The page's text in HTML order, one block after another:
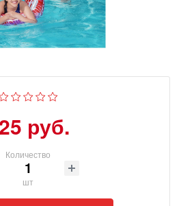
руб.
Количество
шт